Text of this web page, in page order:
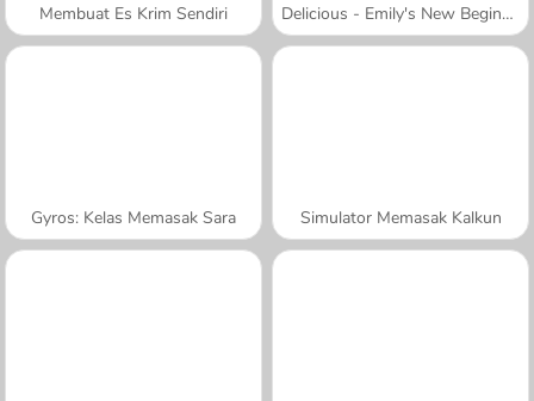
Membuat Es Krim Sendiri Delicious - Emily's New Beginning
Gyros: Kelas Memasak Sara Simulator Memasak Kalkun